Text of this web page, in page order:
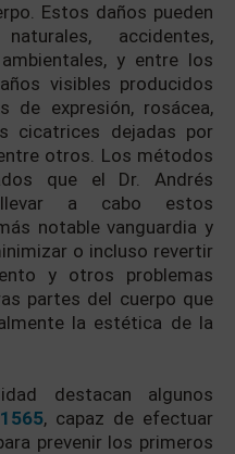
Estos daños pueden
accidentes,
y entre los
visibles producidos
de expresión, rosácea,
cicatrices dejadas por
otros. Los métodos
que el Dr. Andrés
a cabo estos
notable vanguardia y
o incluso revertir
y otros problemas
partes del cuerpo que
la estética de la
destacan algunos
, capaz de efectuar
prevenir los primeros